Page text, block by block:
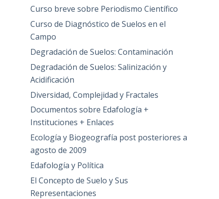
Curso breve sobre Periodismo Científico
Curso de Diagnóstico de Suelos en el
Campo
Degradación de Suelos: Contaminación
Degradación de Suelos: Salinización y
Acidificación
Diversidad, Complejidad y Fractales
Documentos sobre Edafología +
Instituciones + Enlaces
Ecología y Biogeografía post posteriores a
agosto de 2009
Edafología y Política
El Concepto de Suelo y Sus
Representaciones